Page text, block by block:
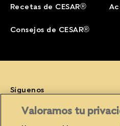
Recetas de CESAR®
Consejos de CESAR®
Síguenos
Valoramos tu